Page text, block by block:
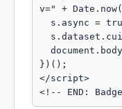
v=" +
})();
</script>
<!-- END: